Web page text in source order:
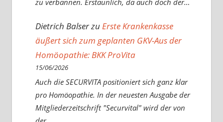
Dietrich BalserzuErste Krankenkasse
äußert sich zum geplanten GKV-Aus der
Homöopathie: BKK ProVita
15/06/2026
Auch die SECURVITA positioniert sich ganz klar
pro Homöopathie. In der neuesten Ausgabe der
Mitgliederzeitschrift "Securvital" wird der von